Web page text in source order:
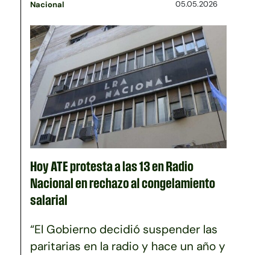
Nacional 05.05.2026
Hoy ATE protesta a las 13 en Radio
Nacional en rechazo al congelamiento
salarial
“El Gobierno decidió suspender las
paritarias en la radio y hace un año y